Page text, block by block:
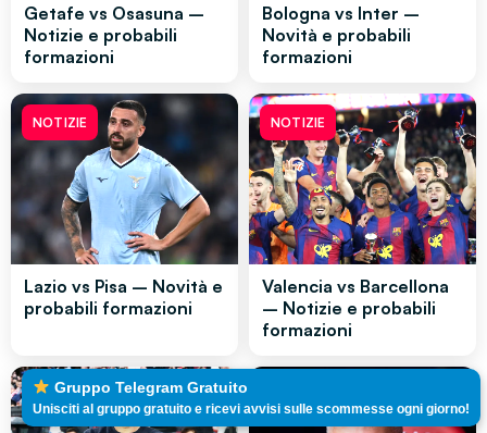
Getafe vs Osasuna –
Notizie e probabili
formazioni
Bologna vs Inter –
Novità e probabili
formazioni
NOTIZIE
Lazio vs Pisa – Novità e
probabili formazioni
NOTIZIE
Valencia vs Barcellona
– Notizie e probabili
formazioni
NOTIZIE
Gruppo Telegram Gratuito
Unisciti al gruppo gratuito e ricevi avvisi sulle scommesse ogni giorno!